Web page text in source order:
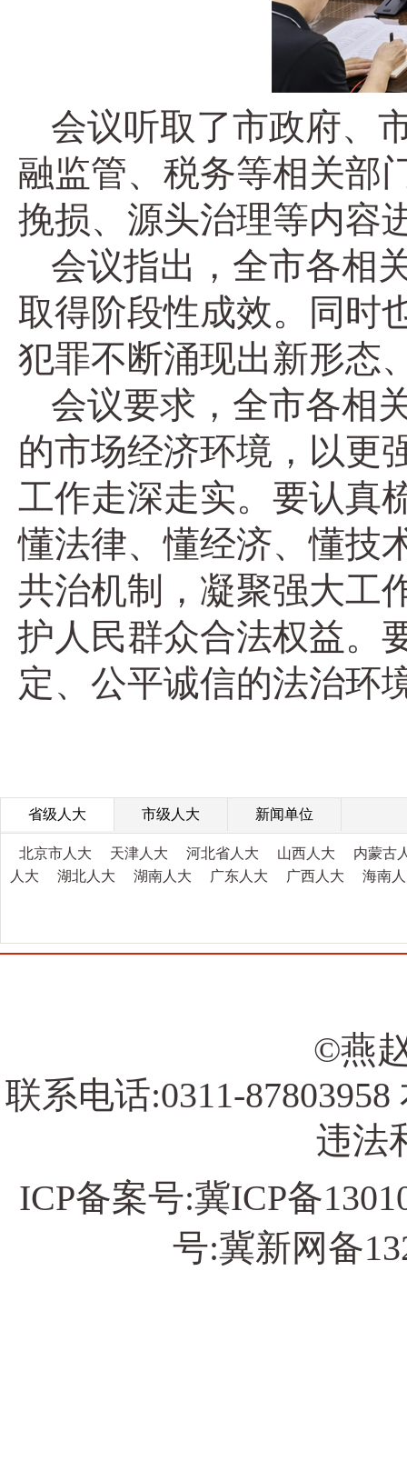
会议听取了市政府、
融监管、税务等相关部
挽损、源头治理等内容
会议指出，全市各相
取得阶段性成效。同时
犯罪不断涌现出新形态
会议要求，全市各相
的市场经济环境，以更
工作走深走实。要认真
懂法律、懂经济、懂技
共治机制，凝聚强大工
护人民群众合法权益。
定、公平诚信的法治环
省级人大 市级人大 新闻单位
北京市人大 天津人大 河北省人大 山西人大
内蒙古
人大
湖北人大 湖南人大 广东人大 广西人大 海南
©燕
联系电话:0311-
违法
ICP备案号:冀ICP备
号:冀新网备